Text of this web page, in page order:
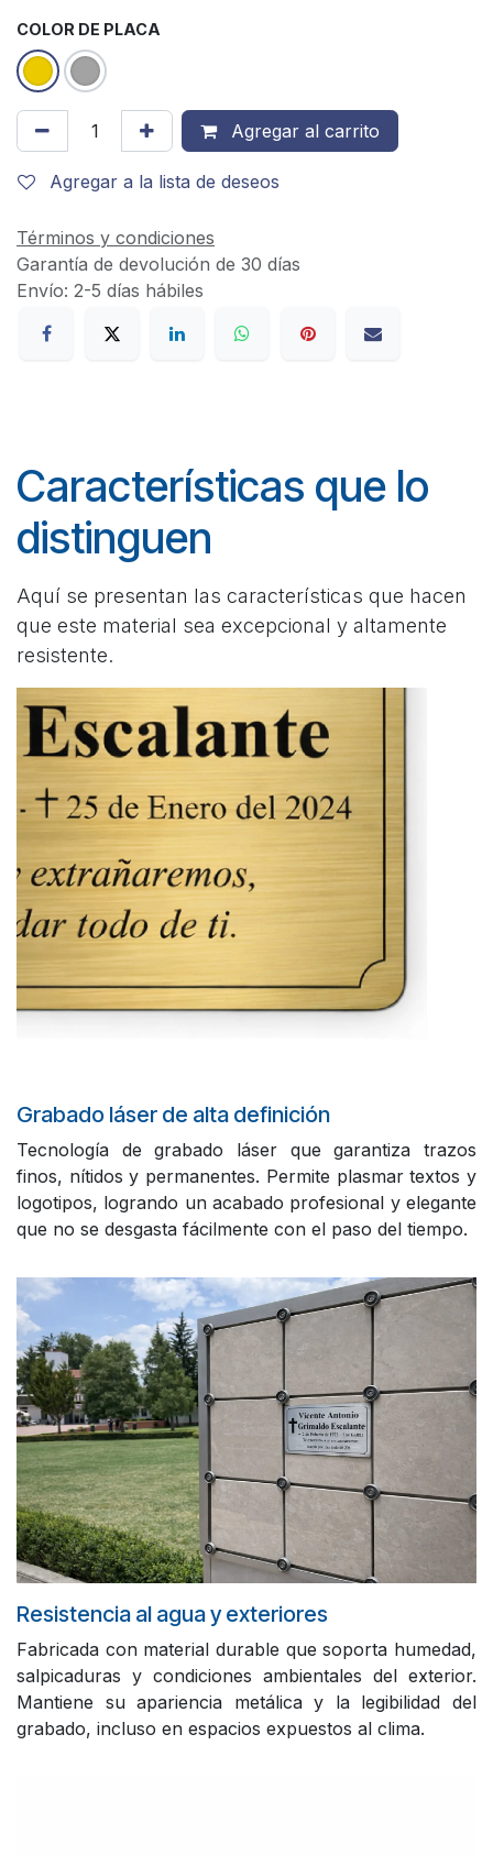
COLOR DE PLACA
Agregar al carrito
Agregar a la lista de deseos
Términos y condiciones
Garantía de devolución de 30 días
Envío: 2-5 días hábiles
Características que lo
distinguen
Aquí se presentan las características que hacen
que este material sea excepcional y altamente
resistente.
Grabado láser de alta definición
Tecnología de grabado láser que garantiza trazos
finos, nítidos y permanentes. Permite plasmar textos y
logotipos, logrando un acabado profesional y elegante
que no se desgasta fácilmente con el paso del tiempo.
Resistencia al agua y exteriores
Fabricada con material durable que soporta humedad,
salpicaduras y condiciones ambientales del exterior.
Mantiene su apariencia metálica y la legibilidad del
grabado, incluso en espacios expuestos al clima.